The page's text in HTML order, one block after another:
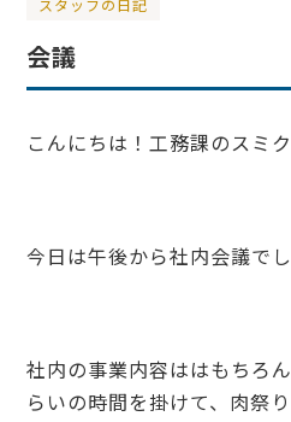
スタッフの日記
会議
こんにちは！工務課のスミ
今日は午後から社内会議でし
社内の事業内容ははもちろ
らいの時間を掛けて、肉祭